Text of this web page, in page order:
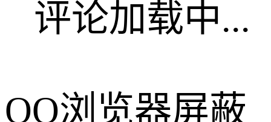
评论加载中...
QQ浏览器屏蔽